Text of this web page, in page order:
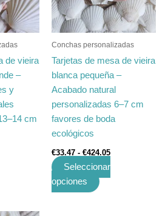
de vieira
–
y
cm
Conchas personalizadas
Tarjetas de mesa de vieira
blanca pequeña –
Acabado natural
personalizadas 6–7 cm
favores de boda
ecológicos
€33.47 - €424.05
Seleccionar
opciones
Las
opciones
elegir
en
la
página
de